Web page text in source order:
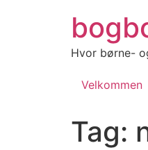
Hvor børne-
Velkommen
Tag: